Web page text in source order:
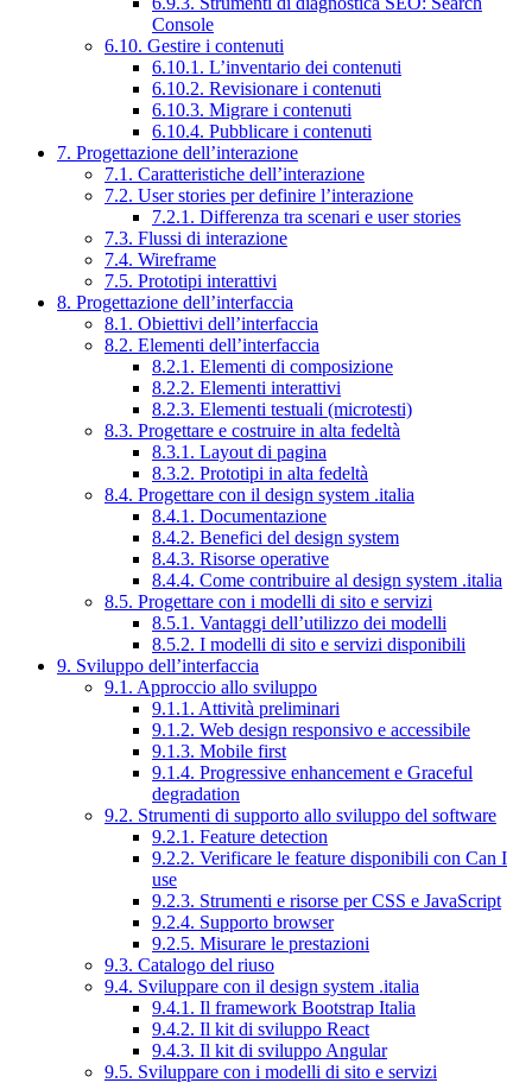
Console
6.10. Gestire i contenuti
6.10.1. L’inventario dei contenuti
6.10.2. Revisionare i contenuti
6.10.3. Migrare i contenuti
6.10.4. Pubblicare i contenuti
7. Progettazione dell’interazione
7.1. Caratteristiche dell’interazione
7.2. User stories per definire l’interazione
7.2.1. Differenza tra scenari e user stories
7.3. Flussi di interazione
7.4. Wireframe
7.5. Prototipi interattivi
8. Progettazione dell’interfaccia
8.1. Obiettivi dell’interfaccia
8.2. Elementi dell’interfaccia
8.2.1. Elementi di composizione
8.2.2. Elementi interattivi
8.2.3. Elementi testuali (microtesti)
8.3. Progettare e costruire in alta fedeltà
8.3.1. Layout di pagina
8.3.2. Prototipi in alta fedeltà
8.4. Progettare con il design system .italia
8.4.1. Documentazione
8.4.2. Benefici del design system
8.4.3. Risorse operative
8.4.4. Come contribuire al design system .italia
8.5. Progettare con i modelli di sito e servizi
8.5.1. Vantaggi dell’utilizzo dei modelli
8.5.2. I modelli di sito e servizi disponibili
9. Sviluppo dell’interfaccia
9.1. Approccio allo sviluppo
9.1.1. Attività preliminari
9.1.2. Web design responsivo e accessibile
9.1.3. Mobile first
9.1.4. Progressive enhancement e Graceful
degradation
9.2. Strumenti di supporto allo sviluppo del software
9.2.1. Feature detection
9.2.2. Verificare le feature disponibili con Can I
use
9.2.3. Strumenti e risorse per CSS e JavaScript
9.2.4. Supporto browser
9.2.5. Misurare le prestazioni
9.3. Catalogo del riuso
9.4. Sviluppare con il design system .italia
9.4.1. Il framework Bootstrap Italia
9.4.2. Il kit di sviluppo React
9.4.3. Il kit di sviluppo Angular
9.5. Sviluppare con i modelli di sito e servizi